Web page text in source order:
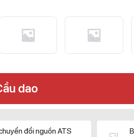
dao
đổi nguồn ATS